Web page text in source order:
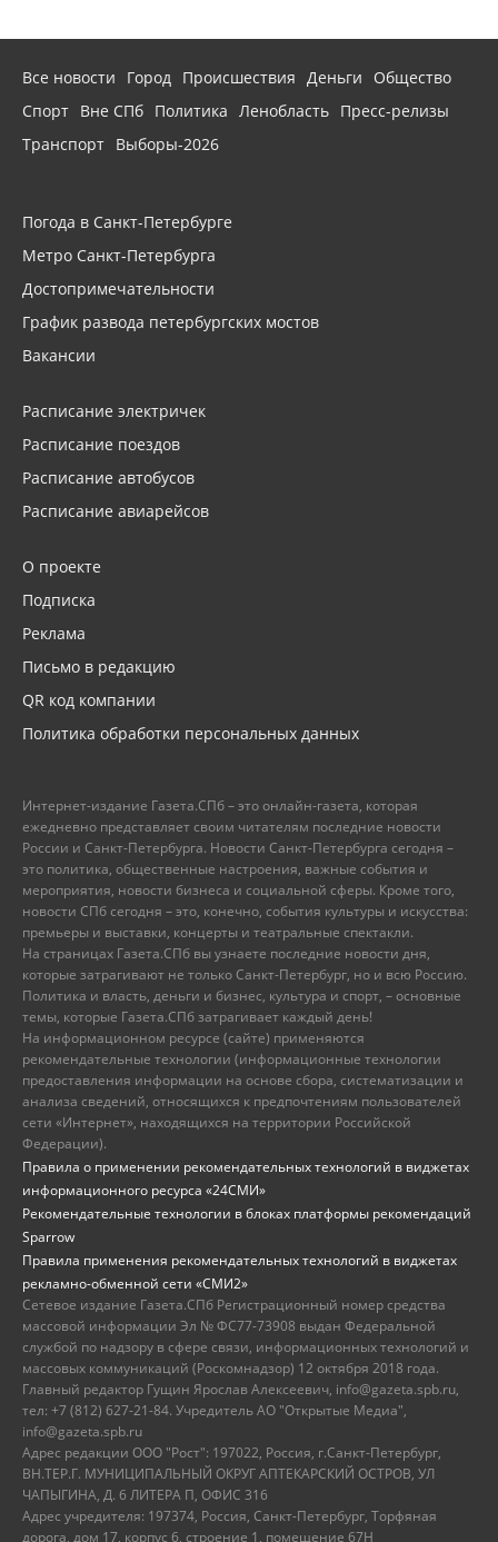
Все новости Город Происшествия Деньги
Общество
Спорт Вне СПб Политика Ленобласть Пресс-релизы
Транспорт Выборы-2026
Погода в Санкт-Петербурге
Метро Санкт-Петербурга
Достопримечательности
График развода петербургских мостов
Вакансии
Расписание электричек
Расписание поездов
Расписание автобусов
Расписание авиарейсов
О проекте
Подписка
Реклама
Письмо в редакцию
QR код компании
Политика обработки персональных данных
Интернет-издание Газета.СПб – это онлайн-газета, которая
ежедневно представляет своим читателям последние новости
России и Санкт-Петербурга. Новости Санкт-Петербурга сегодня –
это политика, общественные настроения, важные события и
мероприятия, новости бизнеса и социальной сферы. Кроме того,
новости СПб сегодня – это, конечно, события культуры и искусства:
премьеры и выставки, концерты и театральные спектакли.
На страницах Газета.СПб вы узнаете последние новости дня,
которые затрагивают не только Санкт-Петербург, но и всю Россию.
Политика и власть, деньги и бизнес, культура и спорт, – основные
темы, которые Газета.СПб затрагивает каждый день!
На информационном ресурсе (сайте) применяются
рекомендательные технологии (информационные технологии
предоставления информации на основе сбора, систематизации и
анализа сведений, относящихся к предпочтениям пользователей
сети «Интернет», находящихся на территории Российской
Федерации).
Правила о применении рекомендательных технологий в виджетах
информационного ресурса «24СМИ»
Рекомендательные технологии в блоках платформы рекомендаций
Sparrow
Правила применения рекомендательных технологий в виджетах
рекламно-обменной сети «СМИ2»
Сетевое издание Газета.СПб Регистрационный номер средства
массовой информации Эл № ФС77-73908 выдан Федеральной
службой по надзору в сфере связи, информационных технологий и
массовых коммуникаций (Роскомнадзор) 12 октября 2018 года.
Главный редактор Гущин Ярослав Алексеевич, info@gazeta.spb.ru,
тел: +7 (812) 627-21-84. Учредитель АО "Открытые Медиа",
info@gazeta.spb.ru
Адрес редакции ООО "Рост": 197022, Россия, г.Санкт-Петербург,
ВН.ТЕР.Г. МУНИЦИПАЛЬНЫЙ ОКРУГ АПТЕКАРСКИЙ ОСТРОВ, УЛ
ЧАПЫГИНА, Д. 6 ЛИТЕРА П, ОФИС 316
Адрес учредителя: 197374, Россия, Санкт-Петербург, Торфяная
дорога, дом 17, корпус 6, строение 1, помещение 67Н